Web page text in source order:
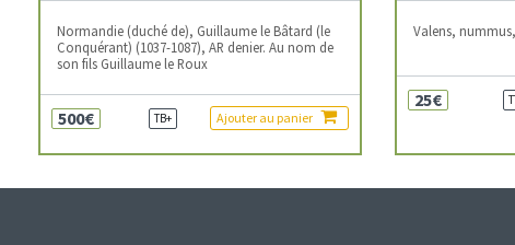
Normandie (duché de), Guillaume le Bâtard (le
Conquérant) (1037-1087), AR denier. Au nom de
son fils Guillaume le Roux
500€ TB+ Ajouter au panier
Valens,
25€